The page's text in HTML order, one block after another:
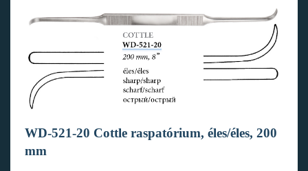
WD-521-20 Cottle raspatórium, éles/éles, 200
mm